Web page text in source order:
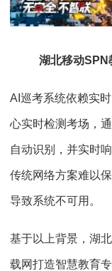
湖北移动SPN
AI巡考系统依赖实
心实时检测考场，
自动识别，并实时
传统网络方案难以
导致系统不可用。
基于以上背景，湖
载网打造智慧教育